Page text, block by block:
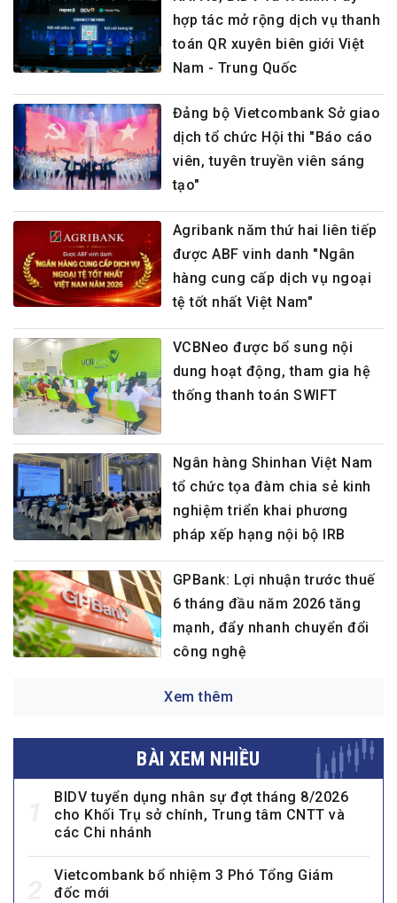
hợp tác mở rộng dịch vụ thanh
toán QR xuyên biên giới Việt
Nam - Trung Quốc
Đảng bộ Vietcombank Sở giao
dịch tổ chức Hội thi "Báo cáo
viên, tuyên truyền viên sáng
tạo"
Agribank năm thứ hai liên tiếp
được ABF vinh danh "Ngân
hàng cung cấp dịch vụ ngoại
tệ tốt nhất Việt Nam"
VCBNeo được bổ sung nội
dung hoạt động, tham gia hệ
thống thanh toán SWIFT
Ngân hàng Shinhan Việt Nam
tổ chức tọa đàm chia sẻ kinh
nghiệm triển khai phương
pháp xếp hạng nội bộ IRB
GPBank: Lợi nhuận trước thuế
6 tháng đầu năm 2026 tăng
mạnh, đẩy nhanh chuyển đổi
công nghệ
Xem thêm
BÀI XEM NHIỀU
BIDV tuyển dụng nhân sự đợt tháng 8/2026
cho Khối Trụ sở chính, Trung tâm CNTT và
các Chi nhánh
Vietcombank bổ nhiệm 3 Phó Tổng Giám
đốc mới